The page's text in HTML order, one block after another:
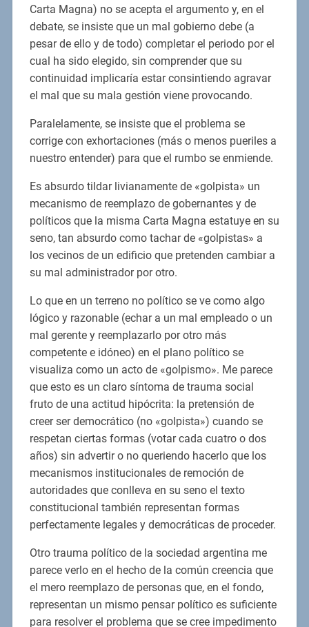
Carta Magna) no se acepta el argumento y, en el
debate, se insiste que un mal gobierno debe (a
pesar de ello y de todo) completar el periodo por el
cual ha sido elegido, sin comprender que su
continuidad implicaría estar consintiendo agravar
el mal que su mala gestión viene provocando.
Paralelamente, se insiste que el problema se
corrige con exhortaciones (más o menos pueriles a
nuestro entender) para que el rumbo se enmiende.
Es absurdo tildar livianamente de «golpista» un
mecanismo de reemplazo de gobernantes y de
políticos que la misma Carta Magna estatuye en su
seno, tan absurdo como tachar de «golpistas» a
los vecinos de un edificio que pretenden cambiar a
su mal administrador por otro.
Lo que en un terreno no político se ve como algo
lógico y razonable (echar a un mal empleado o un
mal gerente y reemplazarlo por otro más
competente e idóneo) en el plano político se
visualiza como un acto de «golpismo». Me parece
que esto es un claro síntoma de trauma social
fruto de una actitud hipócrita: la pretensión de
creer ser democrático (no «golpista») cuando se
respetan ciertas formas (votar cada cuatro o dos
años) sin advertir o no queriendo hacerlo que los
mecanismos institucionales de remoción de
autoridades que conlleva en su seno el texto
constitucional también representan formas
perfectamente legales y democráticas de proceder.
Otro trauma político de la sociedad argentina me
parece verlo en el hecho de la común creencia que
el mero reemplazo de personas que, en el fondo,
representan un mismo pensar político es suficiente
para resolver el problema que se cree impedimento